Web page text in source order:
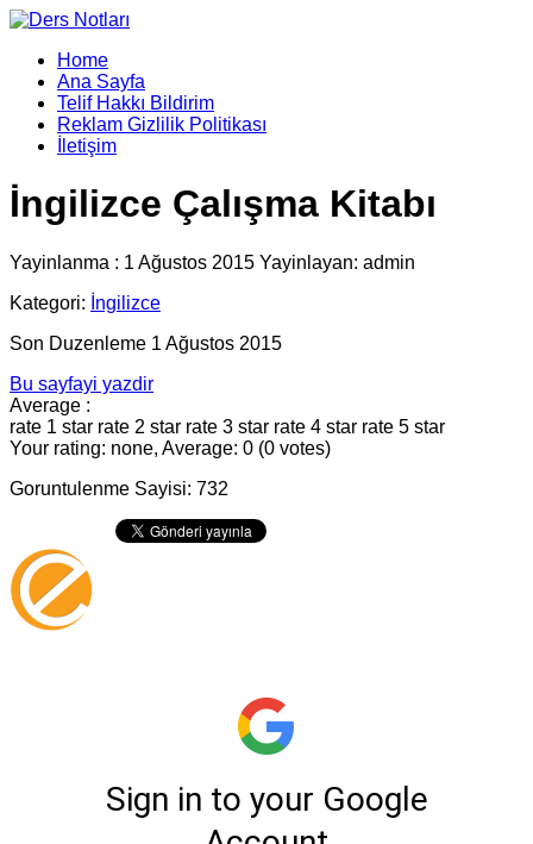
Home
Ana Sayfa
Telif Hakkı Bildirim
Reklam Gizlilik Politikası
İletişim
İngilizce Çalışma Kitabı
Yayinlanma : 1 Ağustos 2015 Yayinlayan: admin
Kategori: İngilizce
Son Duzenleme 1 Ağustos 2015
Bu sayfayi yazdir
Average :
rate 1 star rate 2 star rate 3 star rate 4 star rate 5 star
Your rating: none, Average: 0 (0 votes)
Goruntulenme Sayisi: 732